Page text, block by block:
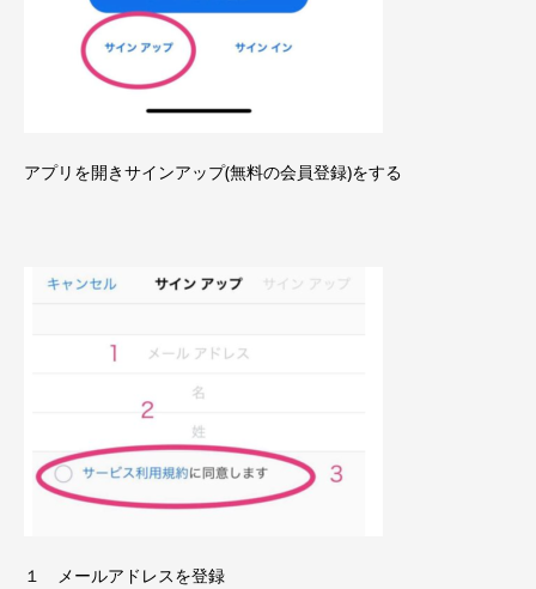
アプリを開きサインアップ(無料の会員登録)をする
１ メールアドレスを登録